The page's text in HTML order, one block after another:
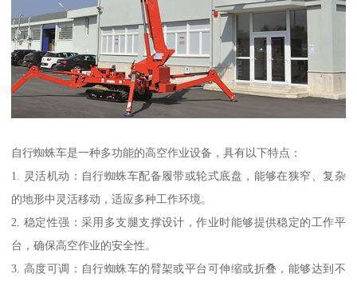
自行蜘蛛车是一种多功能的高空作业设备，具有以下特点：
1. 灵活机动：自行蜘蛛车配备履带或轮式底盘，能够在狭窄、复杂
的地形中灵活移动，适应多种工作环境。
2. 稳定性强：采用多支腿支撑设计，作业时能够提供稳定的工作平
台，确保高空作业的安全性。
3. 高度可调：自行蜘蛛车的臂架或平台可伸缩或折叠，能够达到不